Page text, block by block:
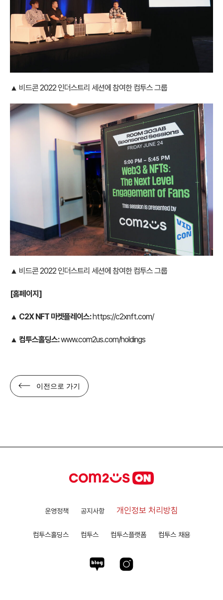
▲ 비드콘 2022 인더스트리 세션에 참여한 컴투스 그룹
▲ 비드콘 2022 인더스트리 세션에 참여한 컴투스 그룹
[홈페이지]
▲ C2X NFT 마켓플레이스:https://c2xnft.com/
▲ 컴투스홀딩스:www.com2us.com/holdings
이전으로 가기
운영정책 공지사항 개인정보 처리방침
컴투스홀딩스 컴투스 컴투스플랫폼 컴투스 채용